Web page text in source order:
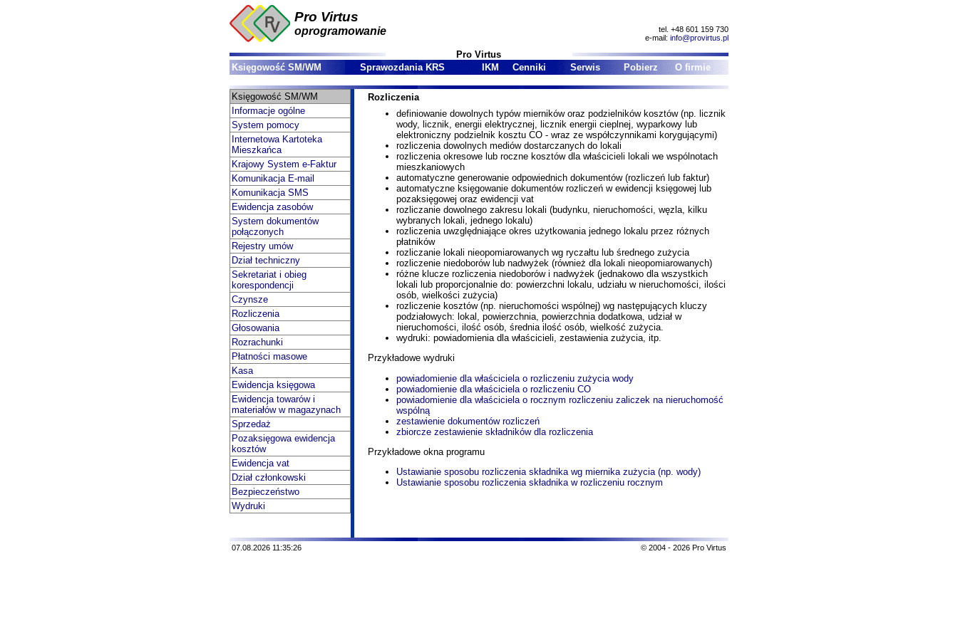
Pro Virtus
oprogramowanie
tel. +48 601 159 730
e-mail: info@provirtus.pl
Pro Virtus
Księgowość SM/WM
Sprawozdania KRS IKM Cenniki Serwis Pobierz O firmie
Księgowość SM/WM
Informacje ogólne
System pomocy
Internetowa Kartoteka
Mieszkańca
Krajowy System e-Faktur
Komunikacja E-mail
Komunikacja SMS
Ewidencja zasobów
System dokumentów
połączonych
Rejestry umów
Dział techniczny
Sekretariat i obieg
korespondencji
Czynsze
Rozliczenia
Głosowania
Rozrachunki
Płatności masowe
Kasa
Ewidencja księgowa
Ewidencja towarów i
materiałów w magazynach
Sprzedaż
Pozaksięgowa ewidencja
kosztów
Ewidencja vat
Dział członkowski
Bezpieczeństwo
Wydruki
Rozliczenia
definiowanie dowolnych typów mierników oraz podzielników kosztów (np. licznik
wody, licznik, energii elektrycznej, licznik energii cieplnej, wyparkowy lub
elektroniczny podzielnik kosztu CO - wraz ze współczynnikami korygującymi)
rozliczenia dowolnych mediów dostarczanych do lokali
rozliczenia okresowe lub roczne kosztów dla właścicieli lokali we wspólnotach
mieszkaniowych
automatyczne generowanie odpowiednich dokumentów (rozliczeń lub faktur)
automatyczne księgowanie dokumentów rozliczeń w ewidencji księgowej lub
pozaksięgowej oraz ewidencji vat
rozliczanie dowolnego zakresu lokali (budynku, nieruchomości, węzla, kilku
wybranych lokali, jednego lokalu)
rozliczenia uwzględniające okres użytkowania jednego lokalu przez różnych
płatników
rozliczanie lokali nieopomiarowanych wg ryczałtu lub średnego zużycia
rozliczenie niedoborów lub nadwyżek (również dla lokali nieopomiarowanych)
różne klucze rozliczenia niedoborów i nadwyżek (jednakowo dla wszystkich
lokali lub proporcjonalnie do: powierzchni lokalu, udziału w nieruchomości, ilości
osób, wielkości zużycia)
rozliczenie kosztów (np. nieruchomości wspólnej) wg następujących kluczy
podziałowych: lokal, powierzchnia, powierzchnia dodatkowa, udział w
nieruchomości, ilość osób, średnia ilość osób, wielkość zużycia.
wydruki: powiadomienia dla właścicieli, zestawienia zużycia, itp.
Przykładowe wydruki
powiadomienie dla właściciela o rozliczeniu zużycia wody
powiadomienie dla właściciela o rozliczeniu CO
powiadomienie dla właściciela o rocznym rozliczeniu zaliczek na nieruchomość
wspólną
zestawienie dokumentów rozliczeń
zbiorcze zestawienie składników dla rozliczenia
Przykładowe okna programu
Ustawianie sposobu rozliczenia składnika wg miernika zużycia (np. wody)
Ustawianie sposobu rozliczenia składnika w rozliczeniu rocznym
07.08.2026 11:35:26 © 2004 - 2026 Pro Virtus